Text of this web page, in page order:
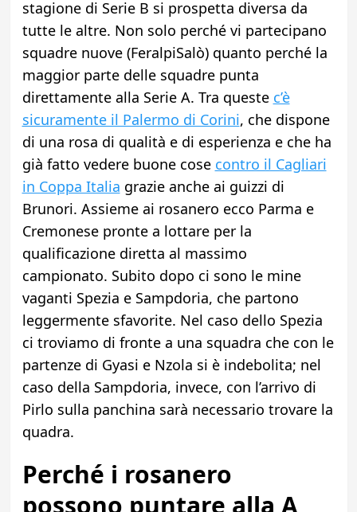
stagione di Serie B si prospetta diversa da
tutte le altre. Non solo perché vi partecipano
squadre nuove (FeralpiSalò) quanto perché la
maggior parte delle squadre punta
direttamente alla Serie A. Tra queste c’è
sicuramente il Palermo di Corini, che dispone
di una rosa di qualità e di esperienza e che ha
già fatto vedere buone cose contro il Cagliari
in Coppa Italia grazie anche ai guizzi di
Brunori. Assieme ai rosanero ecco Parma e
Cremonese pronte a lottare per la
qualificazione diretta al massimo
campionato. Subito dopo ci sono le mine
vaganti Spezia e Sampdoria, che partono
leggermente sfavorite. Nel caso dello Spezia
ci troviamo di fronte a una squadra che con le
partenze di Gyasi e Nzola si è indebolita; nel
caso della Sampdoria, invece, con l’arrivo di
Pirlo sulla panchina sarà necessario trovare la
quadra.
Perché i rosanero